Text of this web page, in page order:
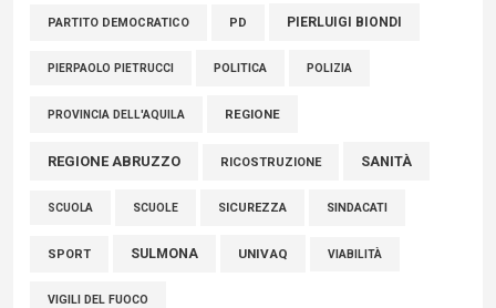
PARTITO DEMOCRATICO PD PIERLUIGI BIONDI
PIERPAOLO PIETRUCCI POLITICA POLIZIA
PROVINCIA DELL'AQUILA REGIONE
REGIONE ABRUZZO RICOSTRUZIONE SANITÀ
SCUOLA SCUOLE SICUREZZA SINDACATI
SPORT SULMONA UNIVAQ VIABILITÀ
VIGILI DEL FUOCO